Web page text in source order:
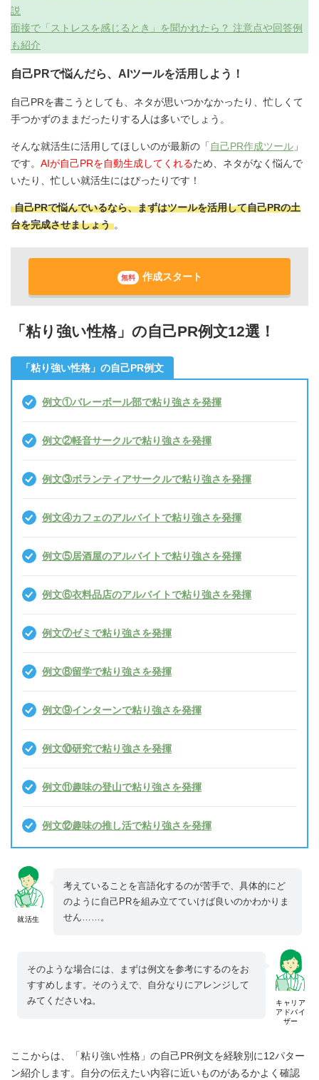
説
面接で「ストレスを感じるとき」を聞かれたら？ 注意点や回答例
も紹介
自己PRで悩んだら、AIツールを活用しよう！
自己PRを書こうとしても、ネタが思いつかなかったり、忙しくて
手つかずのままだったりする人は多いでしょう。
そんな就活生に活用してほしいのが最新の「 自己PR作成ツール 」
です。 AIが自己PRを自動生成してくれるため、ネタがなく悩んで
いたり、忙しい就活生にはぴったりです！
自己PRで悩んでいるなら、まずはツールを活用して自己PRの土
台を完成させましょう 。
無料 作成スタート
「粘り強い性格」の自己PR例文12選！
「粘り強い性格」の自己PR例文
例文①バレーボール部で粘り強さを発揮
例文②軽音サークルで粘り強さを発揮
例文③ボランティアサークルで粘り強さを発揮
例文④カフェのアルバイトで粘り強さを発揮
例文⑤居酒屋のアルバイトで粘り強さを発揮
例文⑥衣料品店のアルバイトで粘り強さを発揮
例文⑦ゼミで粘り強さを発揮
例文⑧留学で粘り強さを発揮
例文⑨インターンで粘り強さを発揮
例文⑩研究で粘り強さを発揮
例文⑪趣味の登山で粘り強さを発揮
例文⑫趣味の推し活で粘り強さを発揮
就活生
考えていることを言語化するのが苦手で、具体的にど
のように自己PRを組み立てていけば良いのかわかりま
せん……。
キャリア
アドバイ
ザー
そのような場合には、まずは例文を参考にするのをお
すすめします。そのうえで、自分なりにアレンジして
みてくださいね。
ここからは、「粘り強い性格」の自己PR例文を経験別に12パター
ン紹介します。自分の伝えたい内容に近いものがあるかよく確認